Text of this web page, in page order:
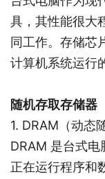
具，其性能很大
同工作。存储芯
计算机系统运行
随机存取存储器
1. DRAM（动态
DRAM 是台式电
正在运行程序和